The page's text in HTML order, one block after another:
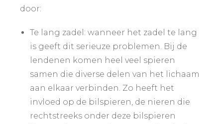
door:
Te lang zadel: wanneer het zadel te lang
is geeft dit serieuze problemen. Bij de
lendenen komen heel veel spieren
samen die diverse delen van het lichaam
aan elkaar verbinden. Zo heeft het
invloed op de bilspieren, de nieren die
rechtstreeks onder deze bilspieren